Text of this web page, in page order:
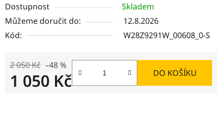
Dostupnost
Skladem
Můžeme doručit do:
12.8.2026
Kód:
W28Z9291W_00608_0-S
2 050 Kč –48 %
1 050 Kč DO KOŠÍKU